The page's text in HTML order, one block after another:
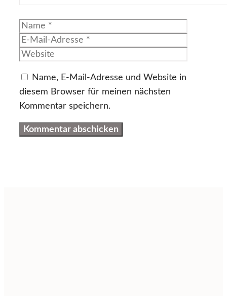
Name
Name, E-Mail-Adresse und Website in
diesem Browser für meinen nächsten
Kommentar speichern.